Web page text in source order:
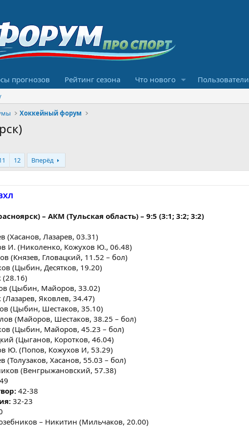
прогнозов Рейтинг сезона Что нового Пользователи
Хоккейный форум
12 Вперёд
– АКМ (Тульская область) – 9:5 (3:1; 3:2; 3:2)
(Хасанов, Лазарев, 03.31)
И. (Николенко, Кожухов Ю., 06.48)
(Князев, Гловацкий, 11.52 – бол)
(Цыбин, Десятков, 19.20)
(28.16)
(Цыбин, Майоров, 33.02)
(Лазарев, Яковлев, 34.47)
(Цыбин, Шестаков, 35.10)
(Майоров, Шестаков, 38.25 – бол)
(Цыбин, Майоров, 45.23 – бол)
(Цыганов, Коротков, 46.04)
Ю. (Попов, Кожухов И, 53.29)
(Толузаков, Хасанов, 55.03 – бол)
(Венгрыжановский, 57.38)
42-38
32-23
– Никитин (Мильчаков, 20.00)